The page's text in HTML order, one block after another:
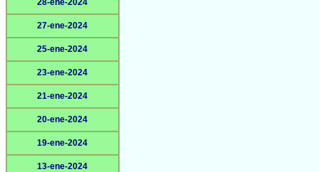
28-ene-2024
27-ene-2024
25-ene-2024
23-ene-2024
21-ene-2024
20-ene-2024
19-ene-2024
13-ene-2024